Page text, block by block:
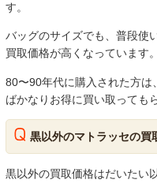
す。
バッグのサイズでも、普段使
買取価格が高くなっています。
80〜90年代に購入された方
ばかなりお得に買い取っても
黒以外のマトラッセの買
黒以外の買取価格はだいたい